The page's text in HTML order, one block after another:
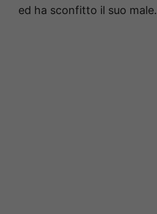
ed ha sconfitto il suo male.